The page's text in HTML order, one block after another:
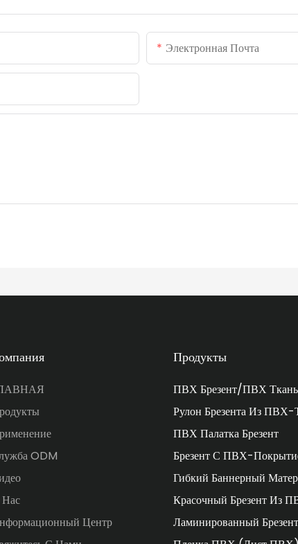
Электронная Почта
ODM
Центр
Продукты
ПВХ Брезент/ПВХ Ткань
Рулон Брезента Из ПВХ-
ПВХ Палатка Брезент
Брезент С ПВХ-
Гибкий Баннерный
Красочный Брезент Из
Ламинированный